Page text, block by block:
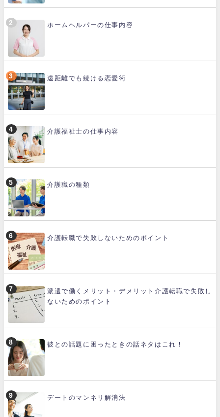
ホームヘルパーの仕事内容
遠距離でも続ける恋愛術
介護福祉士の仕事内容
介護職の種類
介護転職で失敗しないためのポイント
派遣で働くメリット・デメリット介護転職で失敗し
ないためのポイント
彼との話題に困ったときの話ネタはこれ！
デートのマンネリ解消法